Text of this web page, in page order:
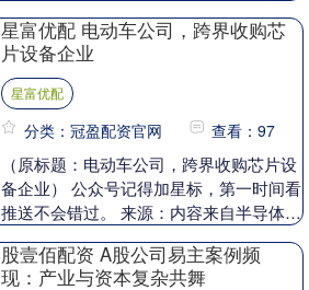
到困惑。本文将从....
星富优配 电动车公司，跨界收购芯
片设备企业
星富优配
分类：冠盈配资官网 查看：97
（原标题：电动车公司，跨界收购芯片设
备企业） 公众号记得加星标，第一时间看
推送不会错过。 来源：内容来自半导体行
超募资金4....
股壹佰配资 A股公司易主案例频
现：产业与资本复杂共舞